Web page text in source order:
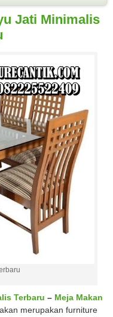
Jati Minimalis
Terbaru – Meja Makan
merupakan furniture